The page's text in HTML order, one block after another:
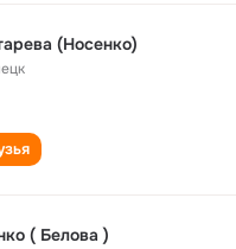
(Носенко)
( Белова )